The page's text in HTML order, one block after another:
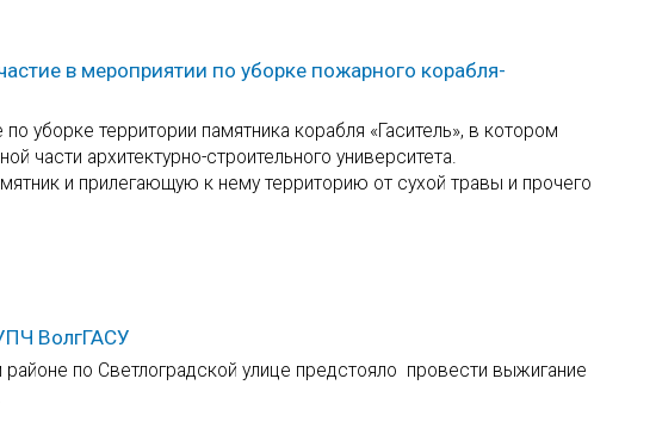
в мероприятии по уборке пожарного корабля-
уборке территории памятника корабля «Гаситель», в котором
части архитектурно-строительного университета.
и прилегающую к нему территорию от сухой травы и прочего
ВолгГАСУ
по Светлоградской улице предстояло провести выжигание